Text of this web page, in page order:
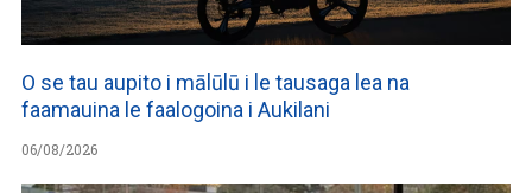
O se tau aupito i mālūlū i le tausaga lea na
faamauina le faalogoina i Aukilani
06/08/2026